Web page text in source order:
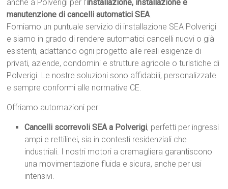
anche a Polverigi per l’installazione, installazione e
manutenzione di cancelli automatici SEA.
Forniamo un puntuale servizio di installazione SEA Polverigi
e siamo in grado di rendere automatici cancelli nuovi o già
esistenti, adattando ogni progetto alle reali esigenze di
privati, aziende, condomini e strutture agricole o turistiche di
Polverigi. Le nostre soluzioni sono affidabili, personalizzate
e sempre conformi alle normative CE.
Offriamo automazioni per:
Cancelli scorrevoli SEA a Polverigi, perfetti per ingressi
ampi e rettilinei, sia in contesti residenziali che
industriali. I nostri motori a cremagliera garantiscono
una movimentazione fluida e sicura, anche per usi
intensivi.